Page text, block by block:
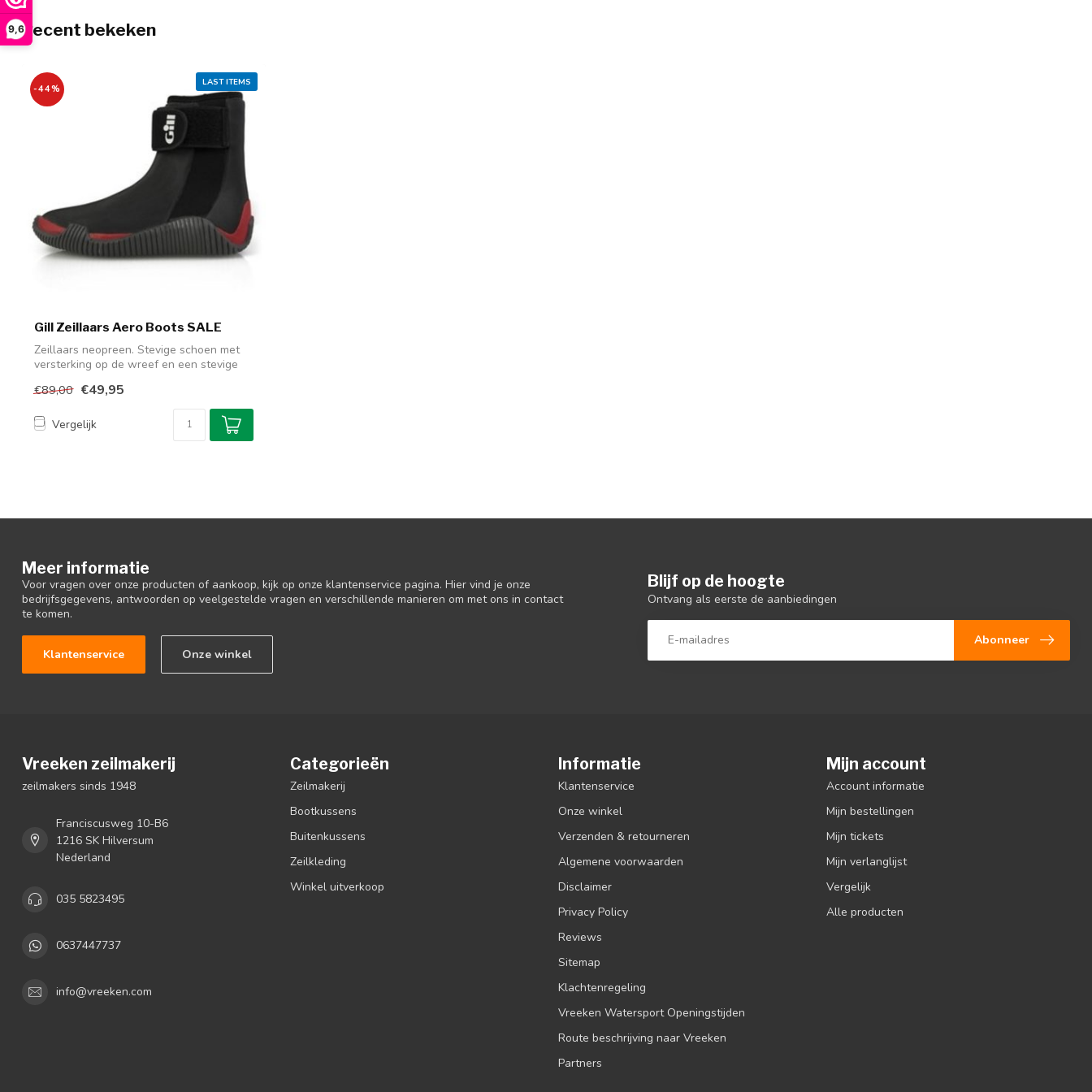
9,6Recent bekeken
LAST ITEMS
-44%
Gill Zeillaars Aero Boots SALE
Zeillaars neopreen. Stevige schoen met
versterking op de wreef en een stevige
€89,00 €49,95
Vergelijk
Meer informatie
Voor vragen over onze producten of aankoop, kijk op onze klantenservice pagina. Hier vind je onze
bedrijfsgegevens, antwoorden op veelgestelde vragen en verschillende manieren om met ons in contact
te komen.
Klantenservice Onze winkel
Blijf op de hoogte
Ontvang als eerste de aanbiedingen
Abonneer
Vreeken zeilmakerij
zeilmakers sinds 1948
Franciscusweg 10-B6
1216 SK Hilversum
Nederland
035 5823495
0637447737
info@vreeken.com
Categorieën
Zeilmakerij
Bootkussens
Buitenkussens
Zeilkleding
Winkel uitverkoop
Informatie
Klantenservice
Onze winkel
Verzenden & retourneren
Algemene voorwaarden
Disclaimer
Privacy Policy
Reviews
Sitemap
Klachtenregeling
Vreeken Watersport Openingstijden
Route beschrijving naar Vreeken
Partners
Mijn account
Account informatie
Mijn bestellingen
Mijn tickets
Mijn verlanglijst
Vergelijk
Alle producten